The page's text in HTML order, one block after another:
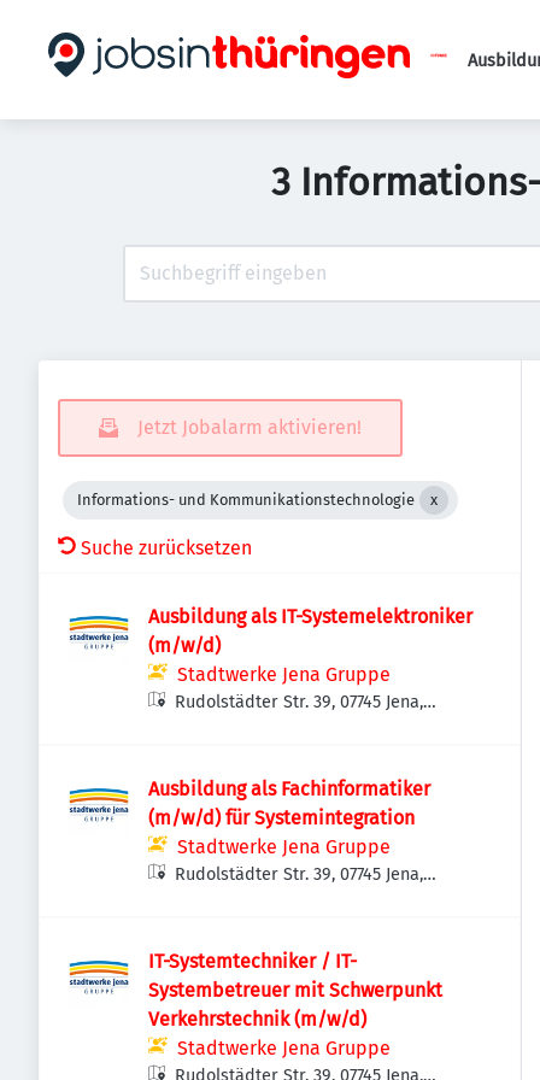
3
Jetzt Jobalarm aktivieren!
Informations- und Kommunikationstechnologie
Suche zurücksetzen
Ausbildung als IT-Systemelektroniker
(m/w/d)
Stadtwerke Jena Gruppe
Rudolstädter Str. 39, 07745 Jena,
Ausbildung als Fachinformatiker
(m/w/d) für Systemintegration
Stadtwerke Jena Gruppe
Rudolstädter Str. 39, 07745 Jena,
IT-Systemtechniker / IT-
Systembetreuer mit Schwerpunkt
Verkehrstechnik (m/w/d)
Stadtwerke Jena Gruppe
Rudolstädter Str. 39, 07745 Jena,